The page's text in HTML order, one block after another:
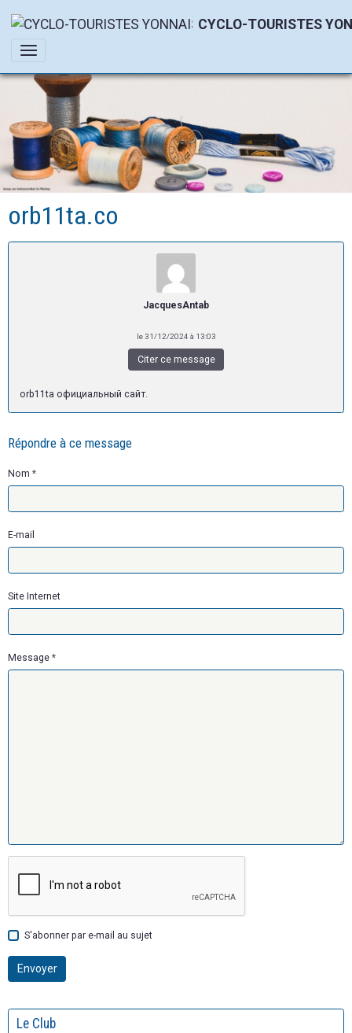
CYCLO-TOURISTES
orb11ta.co
JacquesAntab
le 31/12/2024 à 13:03
Citer ce message
orb11ta официальный сайт.
Répondre à ce message
Nom
E-mail
Site Internet
Message
S'abonner par e-mail au sujet
Envoyer
Le Club